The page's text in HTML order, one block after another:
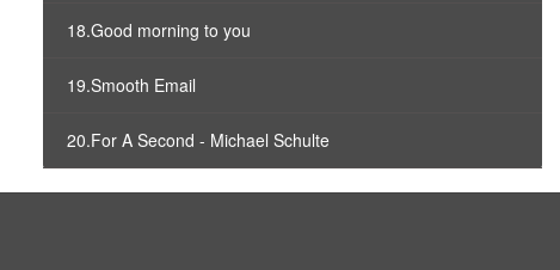
18.Good morning to you
19.Smooth Email
20.For A Second - Michael Schulte